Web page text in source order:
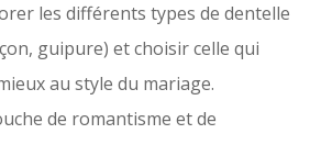
les différents types de dentelle
guipure) et choisir celle qui
au style du mariage.
de romantisme et de